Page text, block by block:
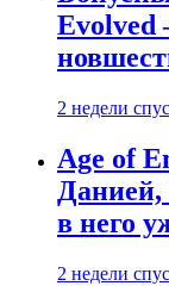
Evolved
2 недели
Age of
в него
2 недели